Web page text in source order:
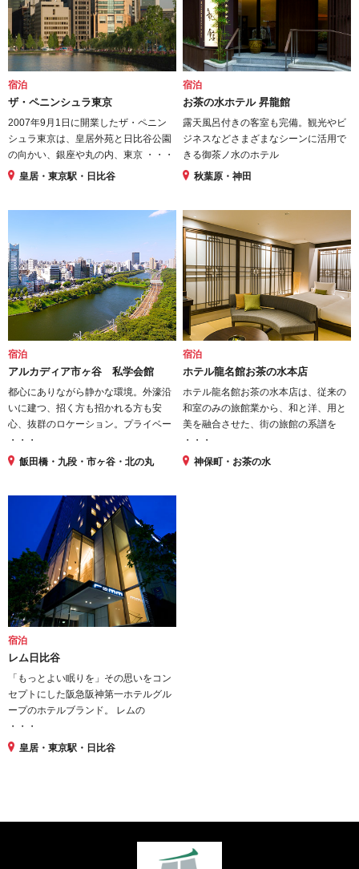
宿泊
ザ・ペニンシュラ東京
2007年9月1日に開業したザ・ペニン
シュラ東京は、皇居外苑と日比谷公園
の向かい、銀座や丸の内、東京 ・・・
皇居・東京駅・日比谷
宿泊
お茶の水ホテル 昇龍館
露天風呂付きの客室も完備。観光やビ
ジネスなどさまざまなシーンに活用で
きる御茶ノ水のホテル
秋葉原・神田
宿泊
アルカディア市ヶ谷 私学会館
都心にありながら静かな環境。外濠沿
いに建つ、招く方も招かれる方も安
心、抜群のロケーション。プライベー
・・・
飯田橋・九段・市ヶ谷・北の丸
宿泊
ホテル龍名館お茶の水本店
ホテル龍名館お茶の水本店は、従来の
和室のみの旅館業から、和と洋、用と
美を融合させた、街の旅館の系譜を
・・・
神保町・お茶の水
宿泊
レム日比谷
「もっとよい眠りを」その思いをコン
セプトにした阪急阪神第一ホテルグル
ープのホテルブランド。 レムの
・・・
皇居・東京駅・日比谷